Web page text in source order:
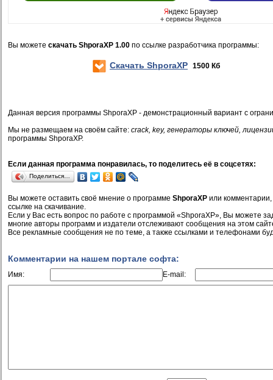
Вы можете скачать ShporaXP 1.00 по ссылке разработчика программы:
Скачать ShporaXP 1500 Кб
Данная версия программы ShporaXP - демонстрационный вариант с
Мы не размещаем на своём сайте: crack, key, генераторы ключей,
программы ShporaXP.
Если данная программа понравилась, то поделитесь её в соцсетях:
Поделиться…
Вы можете оставить своё мнение о программе ShporaXP или
ссылке на скачивание.
Если у Вас есть вопрос по работе с программой «ShporaXP», Вы можете
многие авторы программ и издатели отслеживают сообщения на этом
Все рекламные сообщения не по теме, а также ссылками и телефонами
Комментарии на нашем портале софта:
Имя: E-mail: